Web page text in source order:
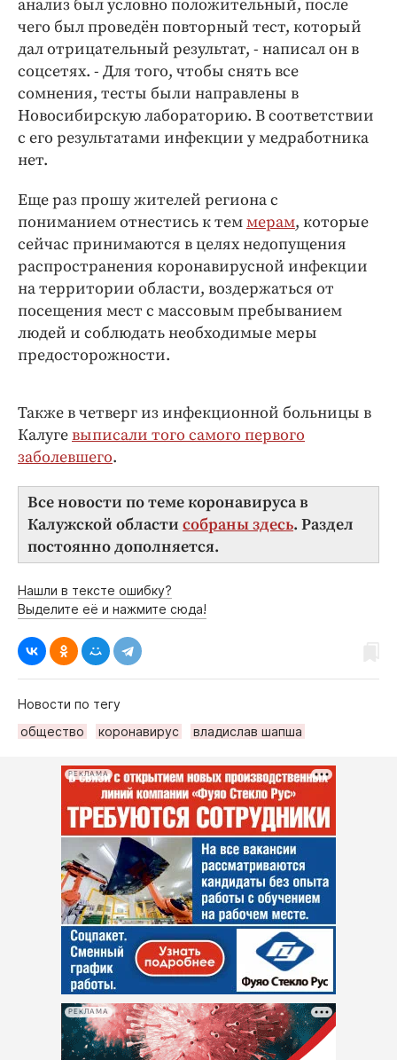
анализ был условно положительный, после
чего был проведён повторный тест, который
дал отрицательный результат, - написал он в
соцсетях. - Для того, чтобы снять все
сомнения, тесты были направлены в
Новосибирскую лабораторию. В соответствии
с его результатами инфекции у медработника
нет.
Еще раз прошу жителей региона с
пониманием отнестись к теммерам, которые
сейчас принимаются в целях недопущения
распространения коронавирусной инфекции
на территории области, воздержаться от
посещения мест с массовым пребыванием
людей и соблюдать необходимые меры
предосторожности.
Также в четверг из инфекционной больницы в
Калугевыписали того самого первого
заболевшего.
Все новости по теме коронавируса в
Калужской области собраны здесь. Раздел
постоянно дополняется.
Нашли в тексте ошибку?
Выделите её и нажмите сюда!
Новости по тегу
общество
коронавирус владислав шапша
РЕКЛАМА
РЕКЛАМА